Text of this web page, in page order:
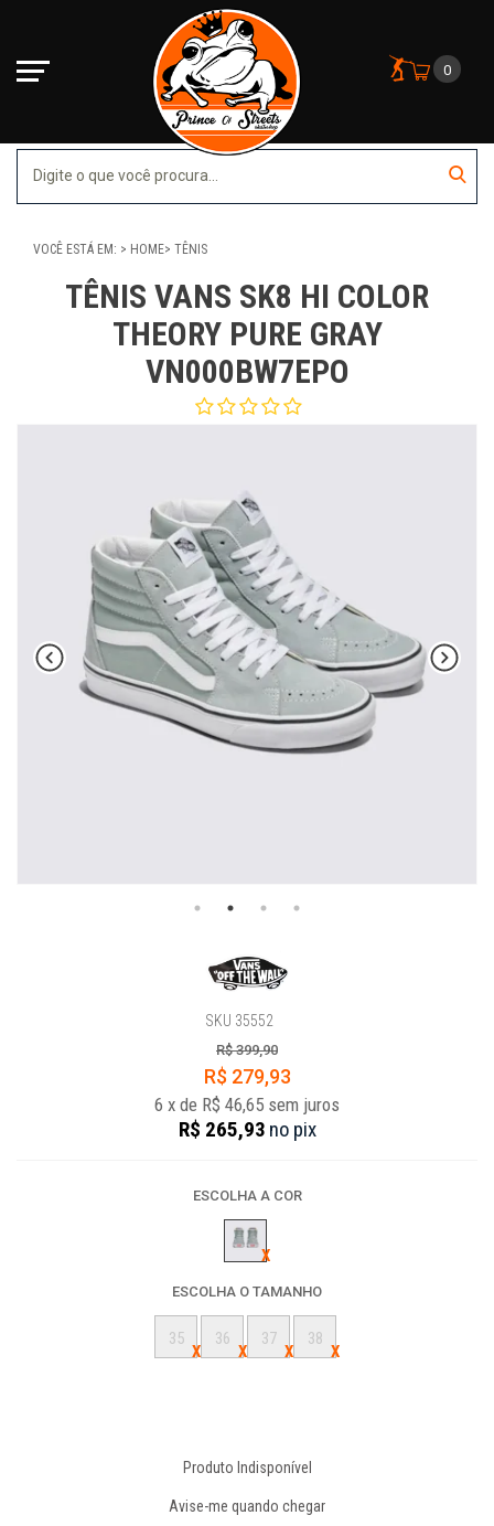
0
VOCÊ ESTÁ EM: HOME TÊNIS
TÊNIS VANS SK8 HI COLOR
THEORY PURE GRAY
VN000BW7EPO
SKU 35552
R$ 399,90
R$ 279,93
6 x de R$ 46,65 sem juros
R$ 265,93 no pix
ESCOLHA A COR
ESCOLHA O TAMANHO
35 36 37 38
Produto Indisponível
Avise-me quando chegar